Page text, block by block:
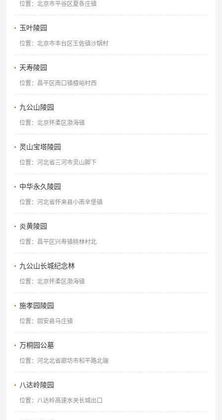
位置：北京市平谷区夏各庄镇
玉叶陵园
位置：北京市丰台区王佐镇沙锅村
天寿陵园
位置：昌平区南口镇檀峪村西
九公山陵园
位置：北京怀柔区渤海镇
灵山宝塔陵园
位置：河北省三河市灵山脚下
中华永久陵园
位置：河北省怀来县小南辛堡镇
炎黄陵园
位置：昌平区兴寿镇桃林村北
九公山长城纪念林
位置：北京怀柔区渤海镇
施孝园陵园
位置：固安县马庄镇
万桐园公墓
位置：河北北省廊坊市和平路北端
八达岭陵园
位置：八达岭高速水关长城出口